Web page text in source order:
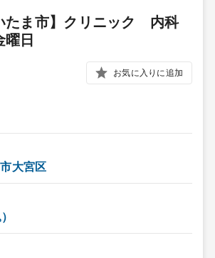
たま市】クリニック 内科
日
お気に入りに追加
大宮区